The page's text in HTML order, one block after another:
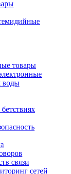
товары
воды
связи
сетей